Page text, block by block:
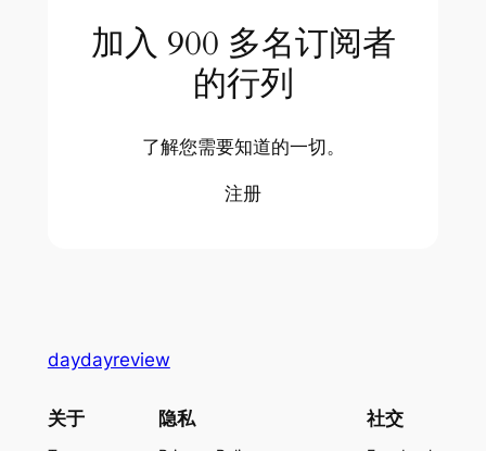
加入 900 多名订阅者
的行列
了解您需要知道的一切。
注册
daydayreview
关于 隐私 社交